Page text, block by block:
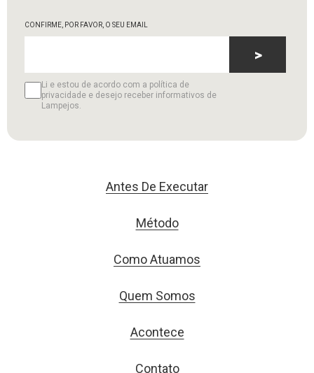
CONFIRME, POR FAVOR, O SEU EMAIL
Li e estou de acordo com a política de
privacidade e desejo receber informativos de
Lampejos.
>
Antes De Executar
Método
Como Atuamos
Quem Somos
Acontece
Contato